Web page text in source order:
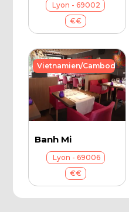
Lyon - 69002
€€
Banh Mi
Lyon - 69006
€€
Vietnamien/Cambodgien